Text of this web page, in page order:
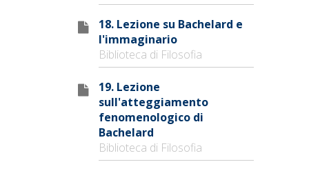
18. Lezione su Bachelard e
l'immaginario
Biblioteca di Filosofia
19. Lezione
sull'atteggiamento
fenomenologico di
Bachelard
Biblioteca di Filosofia